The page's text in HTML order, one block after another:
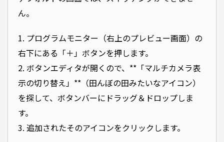
ん。
1. プログラムモニター（右上のプレビュー画面）の
右下にある「＋」ボタンを押します。
2. ボタンエディタが開くので、**「マルチカメラ表
示の切り替え」**（田んぼの田みたいなアイコン）
を探して、ボタンバーにドラッグ＆ドロップしま
す。
3. 追加されたそのアイコンをクリックします。